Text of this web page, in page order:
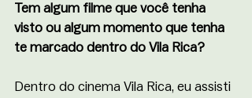
Tem algum filme que você tenha
visto ou algum momento que tenha
te marcado dentro do Vila Rica?
Dentro do cinema Vila Rica, eu assisti